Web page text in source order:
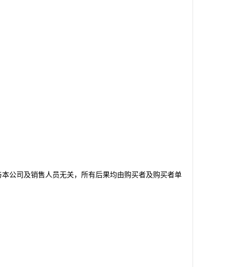
公司及销售人员无关，所有后果均由购买者及购买者单